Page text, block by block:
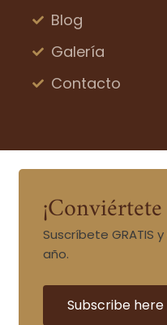
Blog
Galería
Contacto
Suscríbete GRATIS y
año.
Subscribe here